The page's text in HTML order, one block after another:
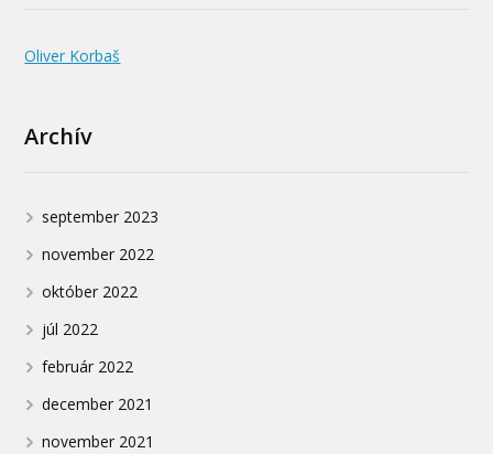
Oliver Korbaš
Archív
september 2023
november 2022
október 2022
júl 2022
február 2022
december 2021
november 2021